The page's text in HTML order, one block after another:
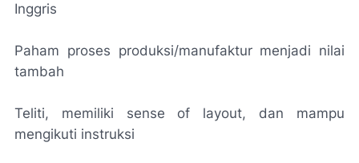
Inggris
Paham proses produksi/manufaktur menjadi nilai
tambah
Teliti, memiliki sense of layout, dan mampu
mengikuti instruksi